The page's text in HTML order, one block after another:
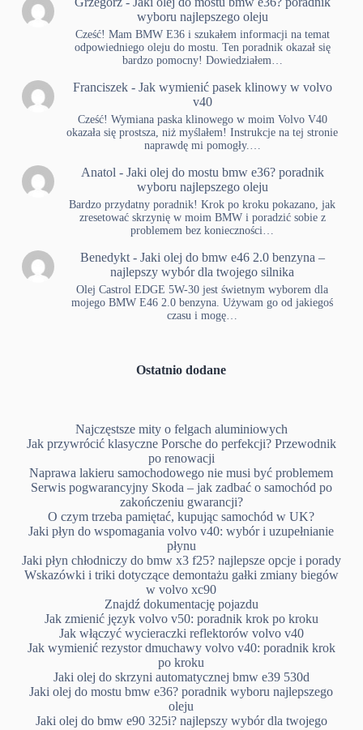
wyboru najlepszego oleju
Cześć! Mam BMW E36 i szukałem informacji na temat
odpowiedniego oleju do mostu. Ten poradnik okazał się
bardzo pomocny! Dowiedziałem…
Franciszek- Jak wymienić pasek klinowy w volvo
v40
Cześć! Wymiana paska klinowego w moim Volvo V40
okazała się prostsza, niż myślałem! Instrukcje na tej stronie
naprawdę mi pomogły.…
Anatol - Jaki olej do mostu bmw e36? poradnik
wyboru najlepszego oleju
Bardzo przydatny poradnik! Krok po kroku pokazano, jak
zresetować skrzynię w moim BMW i poradzić sobie z
problemem bez konieczności…
Benedykt- Jaki olej do bmw e46 2.0 benzyna –
najlepszy wybór dla twojego silnika
Olej Castrol EDGE 5W-30 jest świetnym wyborem dla
mojego BMW E46 2.0 benzyna. Używam go od jakiegoś
czasu i mogę…
Ostatnio dodane
Najczęstsze mity o felgach aluminiowych
Jak przywrócić klasyczne Porsche do perfekcji? Przewodnik
po renowacji
Naprawa lakieru samochodowego nie musi być problemem
Serwis pogwarancyjny Skoda – jak zadbać o samochód po
zakończeniu gwarancji?
O czym trzeba pamiętać, kupując samochód w UK?
Jaki płyn do wspomagania volvo v40: wybór i uzupełnianie
płynu
Jaki płyn chłodniczy do bmw x3 f25? najlepsze opcje i porady
Wskazówki i triki dotyczące demontażu gałki zmiany biegów
w volvo xc90
Znajdź dokumentację pojazdu
Jak zmienić język volvo v50: poradnik krok po kroku
Jak włączyć wycieraczki reflektorów volvo v40
Jak wymienić rezystor dmuchawy volvo v40: poradnik krok
po kroku
Jaki olej do skrzyni automatycznej bmw e39 530d
Jaki olej do mostu bmw e36? poradnik wyboru najlepszego
oleju
Jaki olej do bmw e90 325i? najlepszy wybór dla twojego